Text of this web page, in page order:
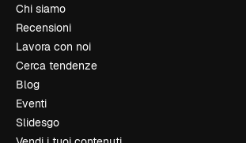
Chi siamo
Recensioni
Lavora con noi
Cerca tendenze
Blog
Eventi
Slidesgo